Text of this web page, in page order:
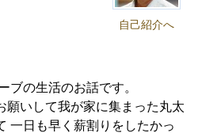
自己紹介へ
の生活のお話です。
願いして我が家に集まった丸太
一日も早く薪割りをしたかっ